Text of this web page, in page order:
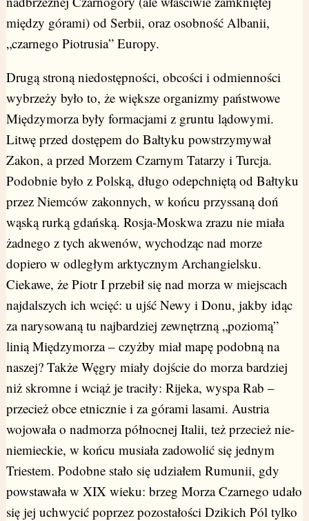
między górami) od Serbii, oraz osobność Albanii,
„czarnego Piotrusia” Europy.
Drugą stroną niedostępności, obcości i odmienności
wybrzeży było to, że większe organizmy państwowe
Międzymorza były formacjami z gruntu lądowymi.
Litwę przed dostępem do Bałtyku powstrzymywał
Zakon, a przed Morzem Czarnym Tatarzy i Turcja.
Podobnie było z Polską, długo odepchniętą od Bałtyku
przez Niemców zakonnych, w końcu przyssaną doń
wąską rurką gdańską. Rosja-Moskwa zrazu nie miała
żadnego z tych akwenów, wychodząc nad morze
dopiero w odległym arktycznym Archangielsku.
Ciekawe, że Piotr I przebił się nad morza w miejscach
najdalszych ich wcięć: u ujść Newy i Donu, jakby idąc
za narysowaną tu najbardziej zewnętrzną „poziomą”
linią Międzymorza – czyżby miał mapę podobną na
naszej? Także Węgry miały dojście do morza bardziej
niż skromne i wciąż je traciły: Rijeka, wyspa Rab –
przecież obce etnicznie i za górami lasami. Austria
wojowała o nadmorza północnej Italii, też przecież nie-
niemieckie, w końcu musiała zadowolić się jednym
Triestem. Podobne stało się udziałem Rumunii, gdy
powstawała w XIX wieku: brzeg Morza Czarnego udało
się jej uchwycić poprzez pozostałości Dzikich Pól tylko